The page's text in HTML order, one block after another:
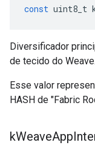
const uint8_t
Diversificador
de tecido do Weave.
Esse valor
HASH de "Fabric
kWeaveApp